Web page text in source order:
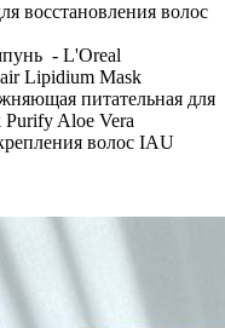
восстановления волос
- L'Oreal
Lipidium Mask
питательная для
Aloe Vera
волос IAU